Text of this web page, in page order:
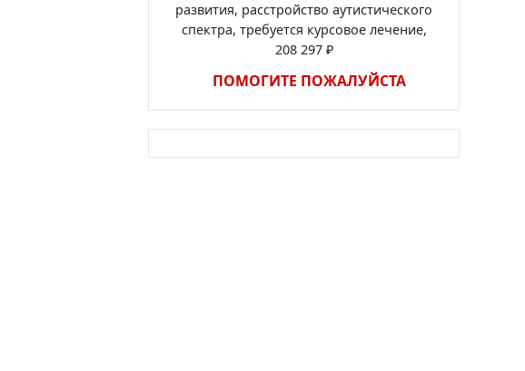
развития, расстройство аутистического
спектра, требуется курсовое лечение,
208 297 ₽
ПОМОГИТЕ ПОЖАЛУЙСТА